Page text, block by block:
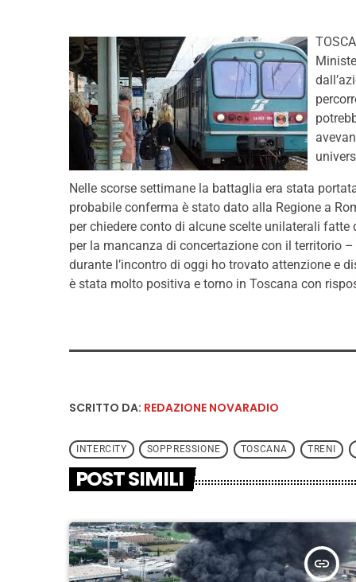
Nelle scorse settimane la battaglia era stata
probabile conferma è stato dato alla Regione a
per chiedere conto di alcune scelte unilaterali
per la mancanza di concertazione con il territorio
durante l’incontro di oggi ho trovato attenzione e
è stata molto positiva e torno in Toscana con
SCRITTO DA: REDAZIONE NOVARADIO
INTERCITY SOPPRESSIONE TOSCANA TRENI
POST SIMILI
insert_link